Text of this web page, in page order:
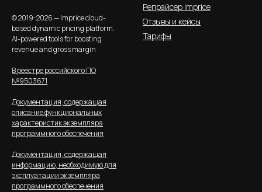
© 2019-2026 — Imprice cloud-
based dynamic pricing platform.
AI-powered tools for boosting
revenue and gross margin
В реестре российского ПО
№9503671
Документация, содержащая
описание функциональных
характеристик экземпляра
программного обеспечения
Документация, содержащая
информацию, необходимую для
эксплуатации экземпляра
программного обеспечения
Репрайсер Imprice
Отзывы и кейсы
Тарифы